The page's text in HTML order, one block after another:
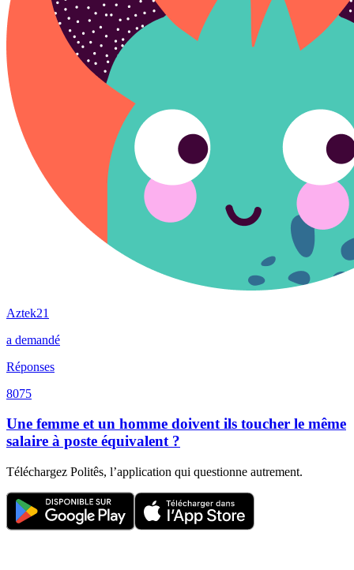
Aztek21
a demandé
Réponses
8075
Une femme et un homme doivent ils toucher le même
salaire à poste équivalent ?
Téléchargez Politês, l’application qui questionne autrement.